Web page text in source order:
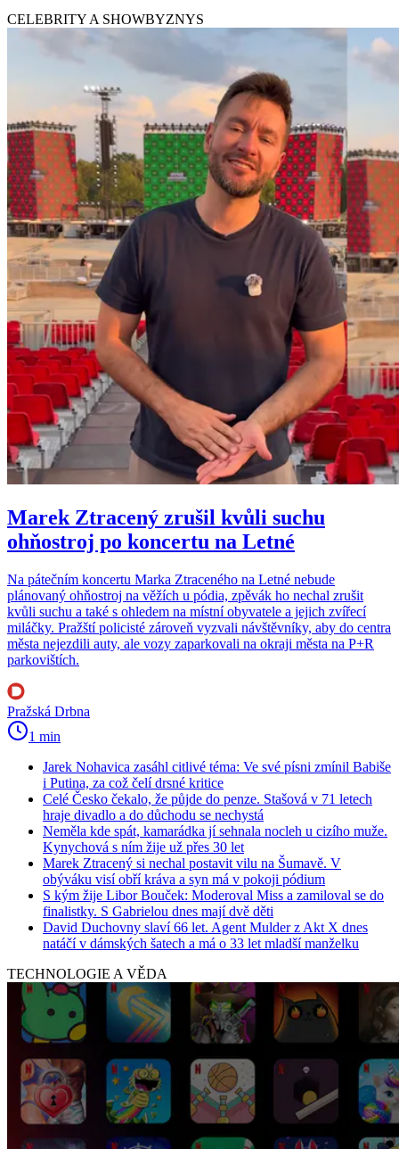
CELEBRITY A SHOWBYZNYS
Marek Ztracený zrušil kvůli suchu
ohňostroj po koncertu na Letné
Na pátečním koncertu Marka Ztraceného na Letné nebude
plánovaný ohňostroj na věžích u pódia, zpěvák ho nechal zrušit
kvůli suchu a také s ohledem na místní obyvatele a jejich zvířecí
miláčky. Pražští policisté zároveň vyzvali návštěvníky, aby do centra
města nejezdili auty, ale vozy zaparkovali na okraji města na P+R
parkovištích.
Pražská Drbna
1 min
Jarek Nohavica zasáhl citlivé téma: Ve své písni zmínil Babiše
i Putina, za což čelí drsné kritice
Celé Česko čekalo, že půjde do penze. Stašová v 71 letech
hraje divadlo a do důchodu se nechystá
Neměla kde spát, kamarádka jí sehnala nocleh u cizího muže.
Kynychová s ním žije už přes 30 let
Marek Ztracený si nechal postavit vilu na Šumavě. V
obýváku visí obří kráva a syn má v pokoji pódium
S kým žije Libor Bouček: Moderoval Miss a zamiloval se do
finalistky. S Gabrielou dnes mají dvě děti
David Duchovny slaví 66 let. Agent Mulder z Akt X dnes
natáčí v dámských šatech a má o 33 let mladší manželku
TECHNOLOGIE A VĚDA